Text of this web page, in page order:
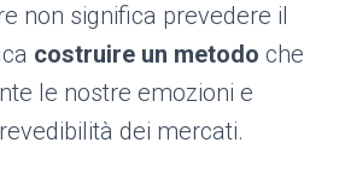
non significa prevedere il
costruire un metodo che
le nostre emozioni e
dei mercati.